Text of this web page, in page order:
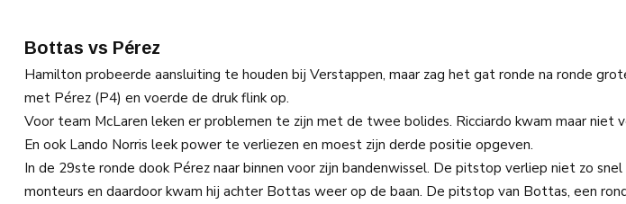
Bottas vs Pérez
Hamilton probeerde aansluiting te houden bij Verstappen, maar zag het gat ronde na ronde
met Pérez (P4) en voerde de druk flink op.
Voor team McLaren leken er problemen te zijn met de twee bolides. Ricciardo kwam maar niet
En ook Lando Norris leek power te verliezen en moest zijn derde positie opgeven.
In de 29ste ronde dook Pérez naar binnen voor zijn bandenwissel. De pitstop verliep niet zo
monteurs en daardoor kwam hij achter Bottas weer op de baan. De pitstop van Bottas, een